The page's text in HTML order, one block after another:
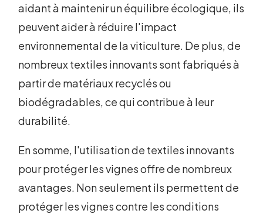
aidant à maintenir un équilibre écologique, ils
peuvent aider à réduire l'impact
environnemental de la viticulture. De plus, de
nombreux textiles innovants sont fabriqués à
partir de matériaux recyclés ou
biodégradables, ce qui contribue à leur
durabilité.
En somme, l'utilisation de textiles innovants
pour protéger les vignes offre de nombreux
avantages. Non seulement ils permettent de
protéger les vignes contre les conditions